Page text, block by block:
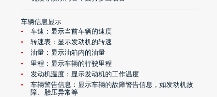
车辆信息显示
车速：显示当前车辆的速度
转速表：显示发动机的转速
油量：显示油箱内的油量
里程：显示车辆的行驶里程
发动机温度：显示发动机的工作温度
车辆警告信息：显示车辆的故障警告信息，如发动机故
障、胎压异常等